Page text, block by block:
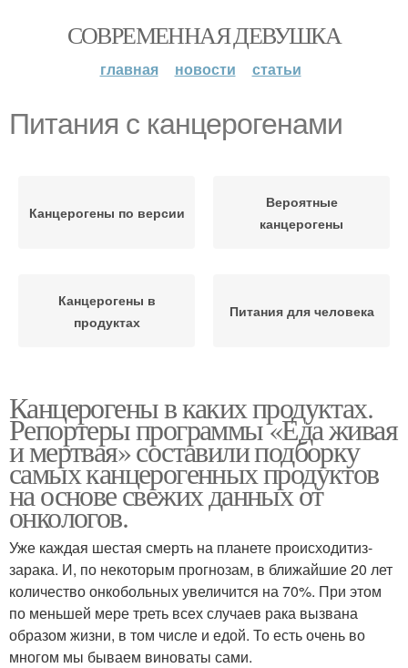
СОВРЕМЕННАЯ ДЕВУШКА
главная новости статьи
Питания с канцерогенами
Канцерогены по версии
Вероятные
канцерогены
Канцерогены в
продуктах
Питания для человека
Канцерогены в каких продуктах.
Репортеры программы «Еда живая
и мертвая» составили подборку
самых канцерогенных продуктов
на основе свежих данных от
онкологов.
Уже каждая шестая смерть на планете происходитиз-
зарака. И, по некоторым прогнозам, в ближайшие 20 лет
количество онкобольных увеличится на 70%. При этом
по меньшей мере треть всех случаев рака вызвана
образом жизни, в том числе и едой. То есть очень во
многом мы бываем виноваты сами.